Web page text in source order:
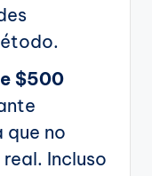
$500
no
Incluso